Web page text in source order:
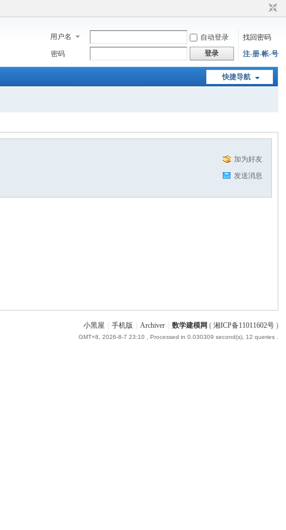
用户名 自动登录
找回密码
密码
登录 注-册-帐-号
快捷导航
加为好友
发送消息
小黑屋 手机版 Archiver 数学建模网 ( 湘ICP备11011602号)
GMT+8, 2026-8-7 23:10 , Processed in 0.030309 second(s), 12 queries .